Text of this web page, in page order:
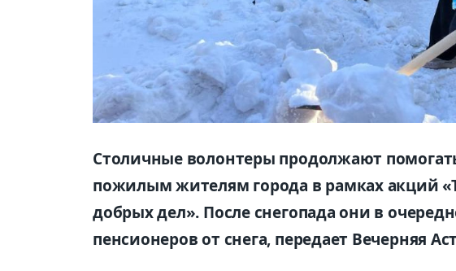
Столичные волонтеры продолжают
пожилым жителям города в рамках акций
добрых дел». После снегопада они в
пенсионеров от снега, передает Вечерняя